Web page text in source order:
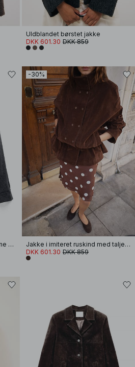
Uldblandet børstet jakke
DKK 601.30 DKK 859
Uldblanding Jakke med Lomme Detalje
-30%
Jakke i imiteret ruskind med taljedetalje
DKK 601.30 DKK 859